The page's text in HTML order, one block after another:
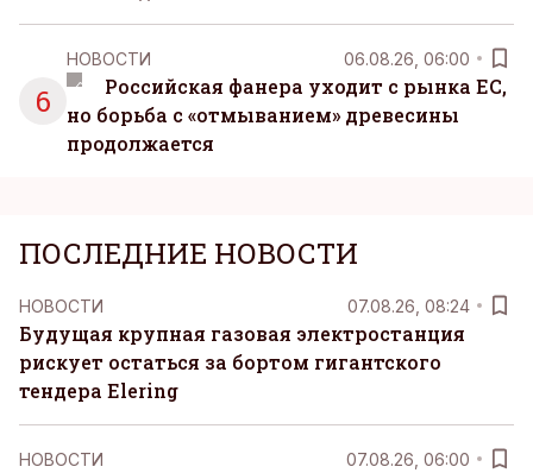
6
НОВОСТИ 06.08.26, 06:00
Российская фанера уходит с рынка ЕС,
но борьба с «отмыванием» древесины
продолжается
ПОСЛЕДНИЕ НОВОСТИ
НОВОСТИ 07.08.26, 08:24
Будущая крупная газовая электростанция
рискует остаться за бортом гигантского
тендера Elering
НОВОСТИ 07.08.26, 06:00